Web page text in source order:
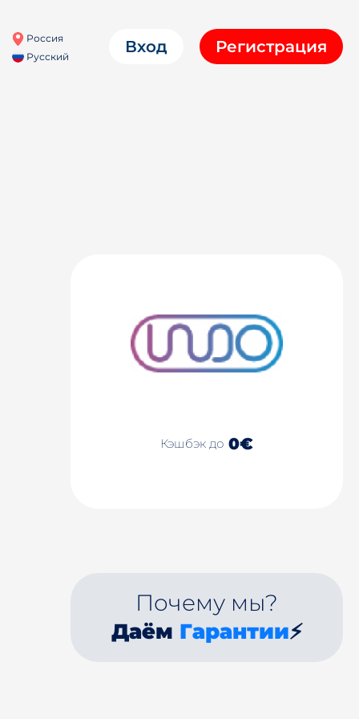
Россия
Русский
Вход Регистрация
Кэшбэк до 0€
Почему мы?
Даём Гарантии⚡